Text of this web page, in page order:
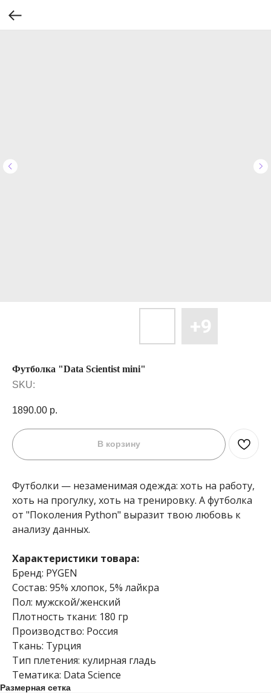
Футболка "Data Scientist mini"
SKU:
1890.00 р.
В корзину
Футболки — незаменимая одежда: хоть на работу,
хоть на прогулку, хоть на тренировку. А футболка
от "Поколения Python" выразит твою любовь к
анализу данных.
Характеристики товара:
Бренд: PYGEN
Состав: 95% хлопок, 5% лайкра
Пол: мужской/женский
Плотность ткани: 180 гр
Производство: Россия
Ткань: Турция
Тип плетения: кулирная гладь
Тематика: Data Science
Размерная сетка